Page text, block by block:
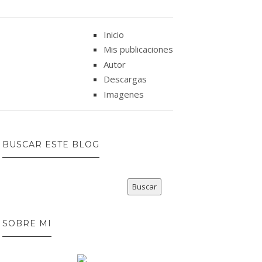
Inicio
Mis publicaciones
Autor
Descargas
Imagenes
BUSCAR ESTE BLOG
SOBRE MI